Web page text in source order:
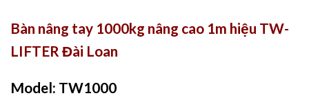
Bàn nâng tay 1000kg nâng cao 1m hiệu TW-
LIFTER Đài Loan
Model: TW1000